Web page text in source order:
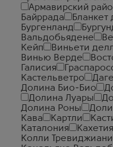
Армавирский
Байррада
Бланкет
Бургенланд
Вальдобьядене
Кейп
Виньети
Винью Верде
Галисия
Кастельветро
Долина Био-Био
Долина Луары
Долина Роны
Кава
Картли
Каталония
Кахетия
Колли Тревиджиани